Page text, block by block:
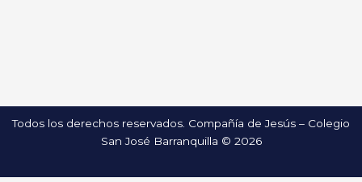
Todos los derechos reservados. Compañía de Jesús – Colegio
San José Barranquilla © 2026